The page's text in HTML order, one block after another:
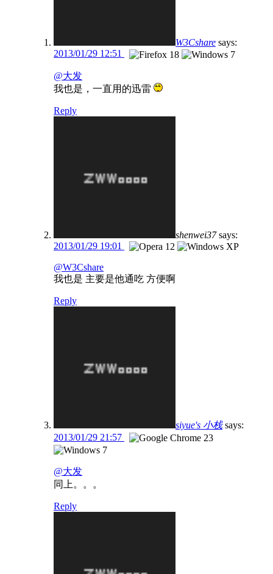
W3Cshare says:
2013/01/29 12:51
@大发
我也是，一直用的迅雷
Reply
shenwei37 says:
2013/01/29 19:01
@W3Cshare
我也是 主要是他通吃 方便啊
Reply
siyue's 小栈 says:
2013/01/29 21:57
@大发
同上。。。
Reply